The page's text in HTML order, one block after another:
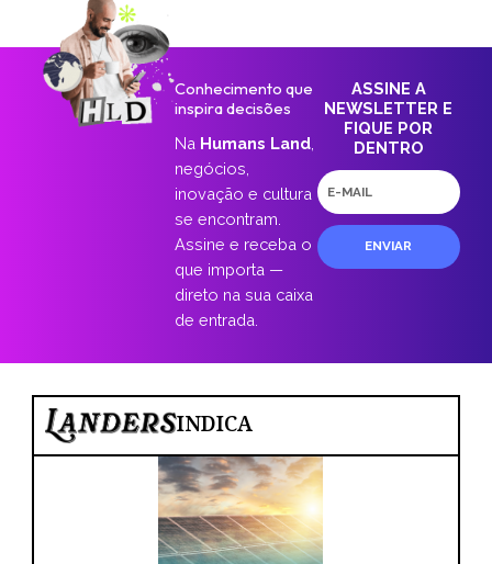
Conhecimento que
inspira decisões
Na Humans Land
negócios,
inovação e cultura
se encontram.
Assine e receba o
que importa —
direto na sua caixa
de entrada.
ASSINE A
NEWSLETTER E
FIQUE POR
DENTRO
E-
mail
ENVIAR
INDICA